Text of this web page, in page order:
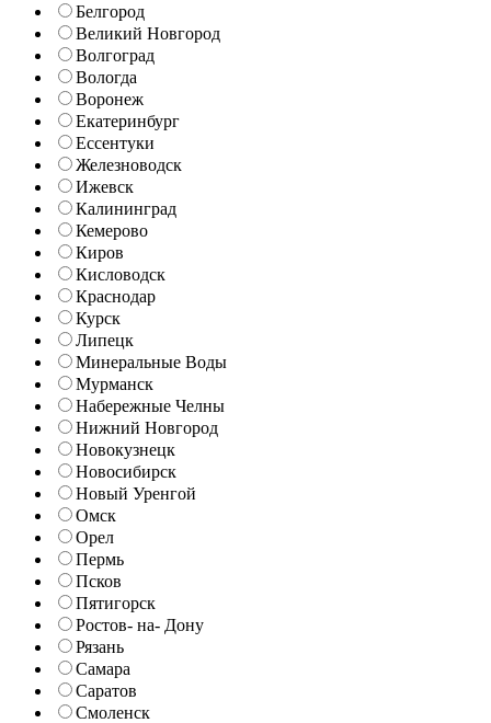
Белгород
Великий Новгород
Волгоград
Вологда
Воронеж
Екатеринбург
Ессентуки
Железноводск
Ижевск
Калининград
Кемерово
Киров
Кисловодск
Краснодар
Курск
Липецк
Минеральные Воды
Мурманск
Набережные Челны
Нижний Новгород
Новокузнецк
Новосибирск
Новый Уренгой
Омск
Орел
Пермь
Псков
Пятигорск
Ростов- на- Дону
Рязань
Самара
Саратов
Смоленск